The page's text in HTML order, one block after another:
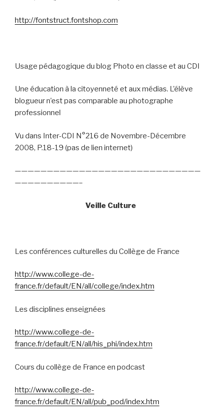
http://fontstruct.fontshop.com
Usage pédagogique du blog Photo en classe et au CDI
Une éducation à la citoyenneté et aux médias. L’élève
blogueur n’est pas comparable au photographe
professionnel
Vu dans Inter-CDI N°216 de Novembre-Décembre
2008, P.18-19 (pas de lien internet)
—————————————————————————————
——————————–
Veille Culture
Les conférences culturelles du Collège de France
http://www.college-de-
france.fr/default/EN/all/college/index.htm
Les disciplines enseignées
http://www.college-de-
france.fr/default/EN/all/his_phi/index.htm
Cours du collège de France en podcast
http://www.college-de-
france.fr/default/EN/all/pub_pod/index.htm